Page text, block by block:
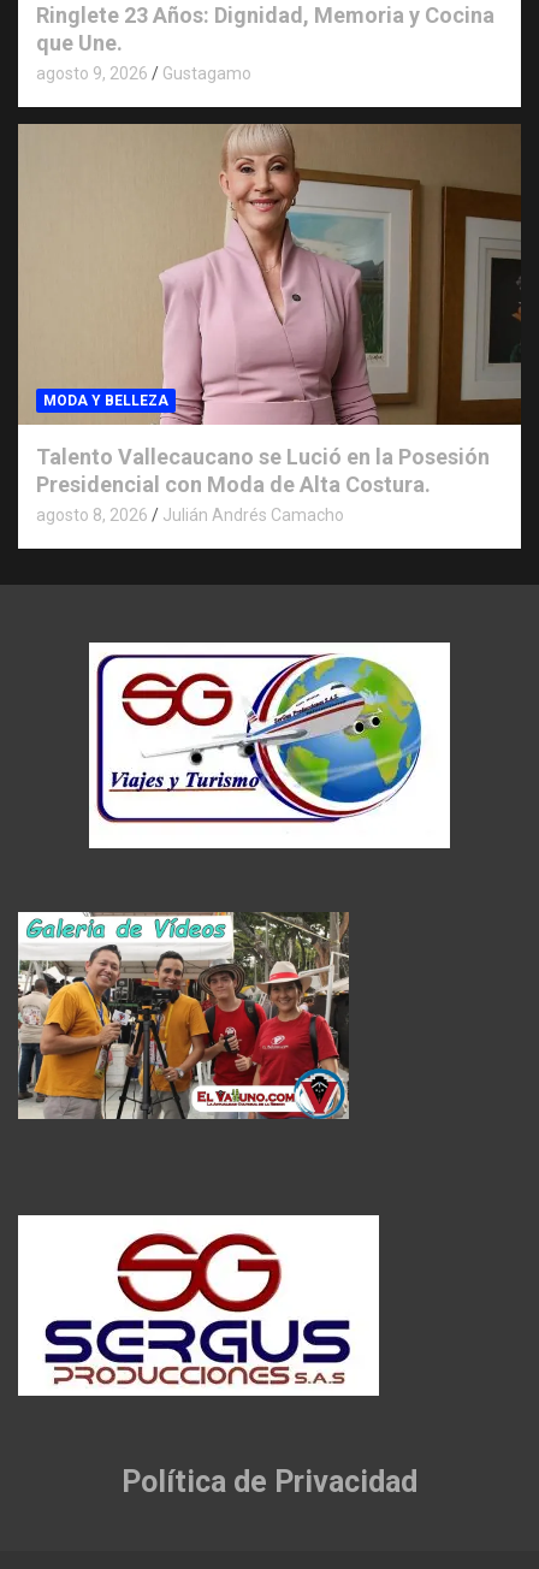
Ringlete 23 Años: Dignidad, Memoria y Cocina
que Une.
agosto 9, 2026 Gustagamo
MODA Y BELLEZA
Talento Vallecaucano se Lució en la Posesión
Presidencial con Moda de Alta Costura.
agosto 8, 2026 Julián Andrés Camacho
Política de Privacidad